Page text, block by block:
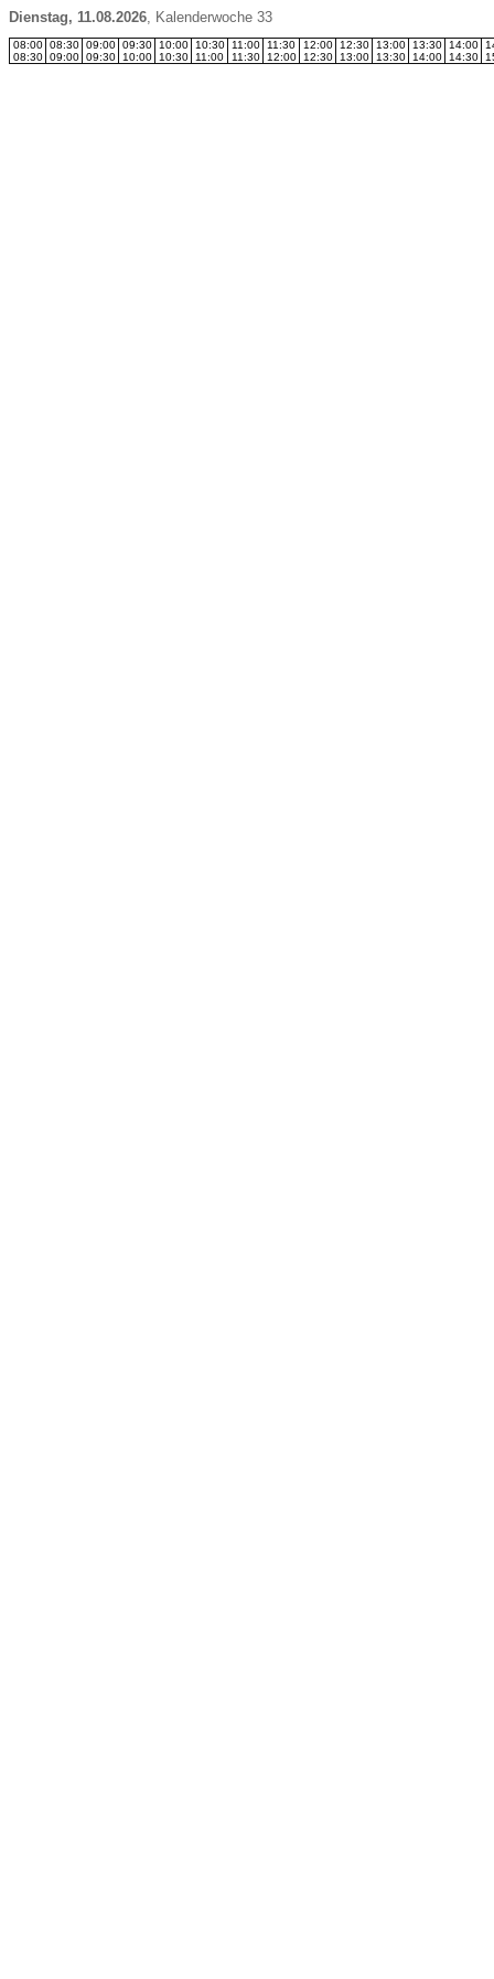
Dienstag, 11.08.2026, Kalenderwoche 33
08:00
08:30
08:30
09:00
09:00
09:30
09:30
10:00
10:00
10:30
10:30
11:00
11:00
11:30
11:30
12:00
12:00
12:30
12:30
13:00
13:00
13:30
13:30
14:00
14:00
14:30